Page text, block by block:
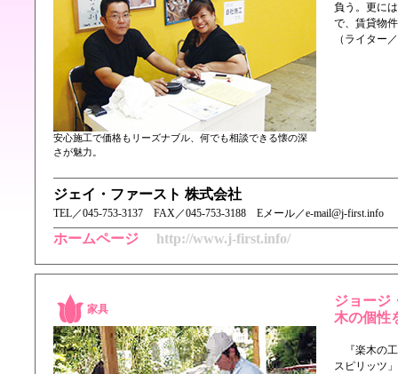
安心施工で価格もリーズナブル、何でも相談できる懐の深
さが魅力。
負う。更に
で、賃貸物
（ライター
ジェイ・ファースト 株式会社
TEL／ 045-753-3137 FAX／045-753-3188 Eメール／e-mail@j-first.info
ホームページ http://www.j-first.info/
家具
ジョージ
木の個性
『楽木の工
スピリッツ